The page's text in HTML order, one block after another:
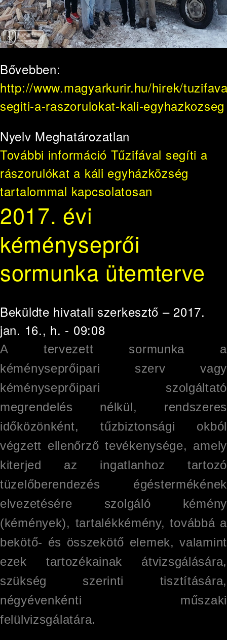
Bővebben:
http://www.magyarkurir.hu/hirek/
segiti-a-raszorulokat-kali-egyhazkozseg
Nyelv Meghatározatlan
További információ Tűzifával segíti a
rászorulókat a káli egyházközség
tartalommal kapcsolatosan
2017. évi
kéményseprői
sormunka ütemterve
Beküldte hivatali szerkesztő – 2017.
jan. 16., h. - 09:08
A tervezett sormunka a
kéményseprőipari szerv vagy
kéményseprőipari szolgáltató
megrendelés nélkül, rendszeres
időközönként, tűzbiztonsági okból
végzett ellenőrző tevékenysége, amely
kiterjed az ingatlanhoz tartozó
tüzelőberendezés égéstermékének
elvezetésére szolgáló kémény
(kémények), tartalékkémény, továbbá a
bekötő- és összekötő elemek, valamint
ezek tartozékainak átvizsgálására,
szükség szerinti tisztítására,
négyévenkénti műszaki
felülvizsgálatára.